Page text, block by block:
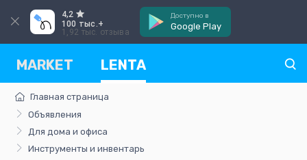
4,2
100 тыс.+
1,92 тыс. отзыва
Доступно в
Google Play
MARKET LENTA
Главная страница
Объявления
Для дома и офиса
Инструменты и инвентарь